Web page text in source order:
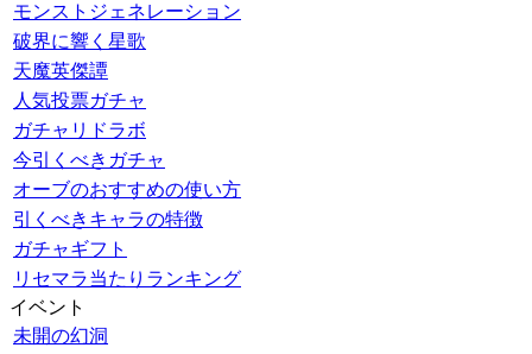
モンストジェネレーション
破界に響く星歌
天魔英傑譚
人気投票ガチャ
ガチャリドラボ
今引くべきガチャ
オーブのおすすめの使い方
引くべきキャラの特徴
ガチャギフト
リセマラ当たりランキング
イベント
未開の幻洞